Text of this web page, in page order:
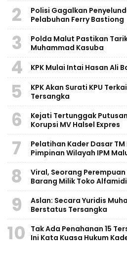
2
Polisi Gagalkan
Pelabuhan Ferry Bastiong
3
Polda Malut Pastikan
Muhammad Kasuba
4 KPK Mulai Intai Hasan Ali
5
KPK Akan Surati KPU
Tersangka
6
Kejati Tertunggak
Korupsi MV Halsel Expres
7
Pelatihan Kader Dasar TM
Pimpinan Wilayah IPM
8
Viral, Seorang
Barang Milik Toko Alfamidi
9
Aslan: Secara Yuridis
Berstatus Tersangka
10
Tak Ada Penahanan 15
Ini Kata Kuasa Hukum